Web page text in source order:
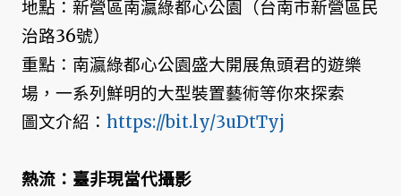
地點：新營區南瀛綠都心公園（台南市新營區民
治路36號）
重點：南瀛綠都心公園盛大開展魚頭君的遊樂
場，一系列鮮明的大型裝置藝術等你來探索
圖文介紹： https://bit.ly/3uDtTyj
熱流：臺非現當代攝影